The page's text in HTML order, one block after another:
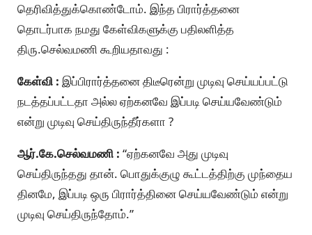
தெரிவித்துக்கொண்டோம். இந்த பிரார்த்தனை
தொடர்பாக நமது கேள்விகளுக்கு பதிலளித்த
திரு.செல்வமணி கூறியதாவது :
கேள்வி : இப்பிரார்த்தனை திடீரென்று முடிவு செய்யப்பட்டு
நடத்தப்பட்டதா அல்ல ஏற்கனவே இப்படி செய்யவேண்டும்
என்று முடிவு செய்திருந்தீர்களா ?
ஆர்.கே.செல்வமணி : “ஏற்கனவே அது முடிவு
செய்திருந்தது தான். பொதுக்குழு கூட்டத்திற்கு முந்தைய
தினமே, இப்படி ஒரு பிரார்த்தினை செய்யவேண்டும் என்று
முடிவு செய்திருந்தோம்.”